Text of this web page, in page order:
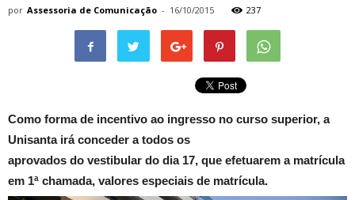
por Assessoria de Comunicação - 16/10/2015 237
Como forma de incentivo ao ingresso no curso superior, a
Unisanta irá conceder a todos os
aprovados do vestibular do dia 17, que efetuarem a matrícula
em 1ª chamada, valores especiais de matrícula.